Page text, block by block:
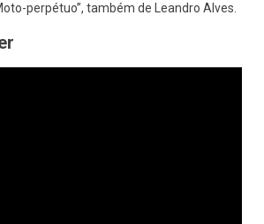
perpétuo”, também de Leandro Alves.